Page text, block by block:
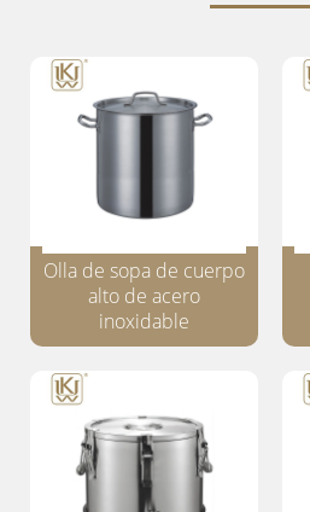
Olla de sopa de cuerpo
alto de acero
inoxidable